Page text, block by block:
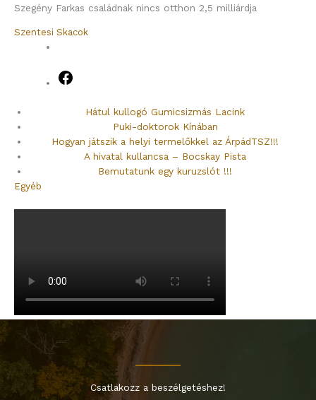
Szegény Farkas családnak nincs otthon 2,5 milliárdja
Szentesi Skacok
Hátul kullogó Gumicsizmás Lacink
Puki-doktorok Kínában
Hogyan játszik a helyi termelőkkel az ÁrpádTSZ!!!
A hivatal kullancsa – Bocskay Pista
Bemutatunk egy kuruzslót !!!
Egyéb
Csatlakozz a beszélgetéshez!